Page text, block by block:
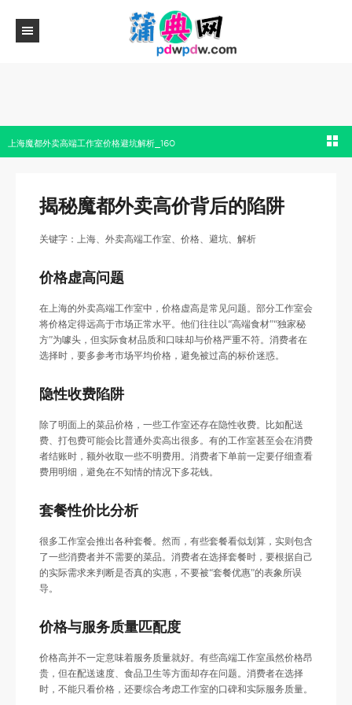
上海魔都外卖高端工作室价格避坑解析_160
揭秘魔都外卖高价背后的陷阱
关键字：上海、外卖高端工作室、价格、避坑、解析
价格虚高问题
在上海的外卖高端工作室中，价格虚高是常见问题。部分工作室会
将价格定得远高于市场正常水平。他们往往以“高端食材”“独家秘
方”为噱头，但实际食材品质和口味却与价格严重不符。消费者在
选择时，要多参考市场平均价格，避免被过高的标价迷惑。
隐性收费陷阱
除了明面上的菜品价格，一些工作室还存在隐性收费。比如配送
费、打包费可能会比普通外卖高出很多。有的工作室甚至会在消费
者结账时，额外收取一些不明费用。消费者下单前一定要仔细查看
费用明细，避免在不知情的情况下多花钱。
套餐性价比分析
很多工作室会推出各种套餐。然而，有些套餐看似划算，实则包含
了一些消费者并不需要的菜品。消费者在选择套餐时，要根据自己
的实际需求来判断是否真的实惠，不要被“套餐优惠”的表象所误
导。
价格与服务质量匹配度
价格高并不一定意味着服务质量就好。有些高端工作室虽然价格昂
贵，但在配送速度、食品卫生等方面却存在问题。消费者在选择
时，不能只看价格，还要综合考虑工作室的口碑和实际服务质量。